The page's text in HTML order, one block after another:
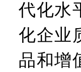
代化水
化企业
品和增